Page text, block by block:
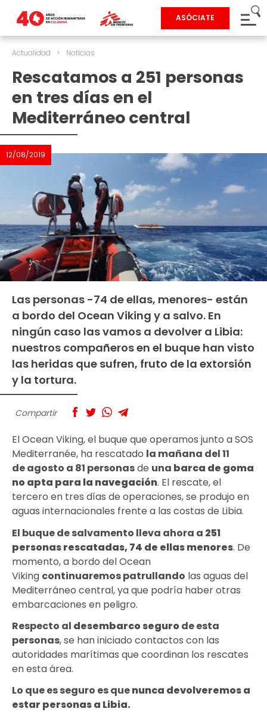
ASÓCIATE
Actualidad > Noticias
Rescatamos a 251 personas
en tres días en el
Mediterráneo central
12/08/2019
Las personas -74 de ellas, menores- están
a bordo del Ocean Viking y a salvo. En
ningún caso las vamos a devolver a Libia:
nuestros compañeros en el buque han visto
las heridas que sufren, fruto de la extorsión
y la tortura.
Compartir
El Ocean Viking, el buque que operamos junto a SOS
Mediterranée, ha rescatado la mañana del 11
de agosto a 81 personasde una barca de goma
no apta para la navegación. El rescate, el
tercero en tres días de operaciones, se produjo en
aguas internacionales frente a las costas de Libia.
El buque de salvamento lleva ahora a 251
personas rescatadas, 74 de ellas menores. De
momento, a bordo del Ocean
Viking continuaremos patrullando las aguas del
Mediterráneo central, ya que podría haber otras
embarcaciones en peligro.
Respecto al desembarco segurode esta
personas, se han iniciado contactos con las
autoridades marítimas que coordinan los rescates
en esta área.
Lo que es seguro es quenunca devolveremos a
estar personas a Libia.